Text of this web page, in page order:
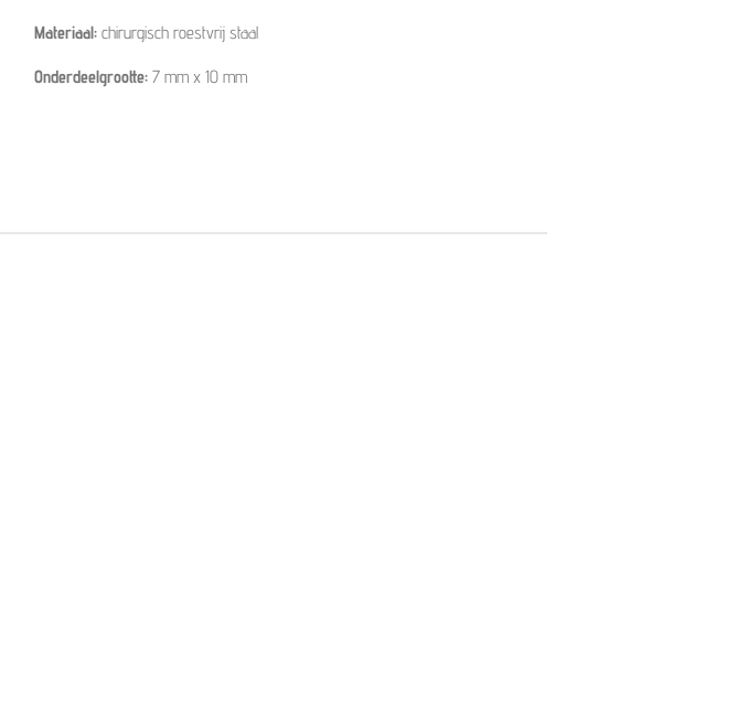
Materiaal: chirurgisch roestvrij staal
Onderdeelgrootte: 7 mm x 10 mm